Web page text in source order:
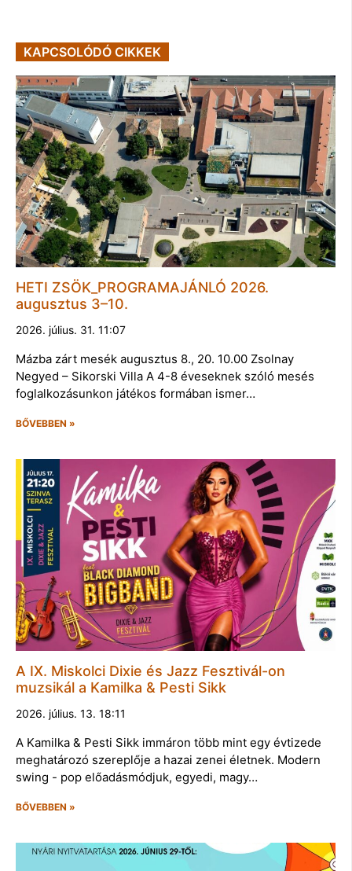
KAPCSOLÓDÓ CIKKEK
HETI ZSÖK_PROGRAMAJÁNLÓ 2026.
augusztus 3–10.
2026. július. 31. 11:07
Mázba zárt mesék augusztus 8., 20. 10.00 Zsolnay
Negyed – Sikorski Villa A 4-8 éveseknek szóló mesés
foglalkozásunkon játékos formában ismer…
BŐVEBBEN »
A IX. Miskolci Dixie és Jazz Fesztivál-on
muzsikál a Kamilka & Pesti Sikk
2026. július. 13. 18:11
A Kamilka & Pesti Sikk immáron több mint egy évtizede
meghatározó szereplője a hazai zenei életnek. Modern
swing - pop előadásmódjuk, egyedi, magy…
BŐVEBBEN »